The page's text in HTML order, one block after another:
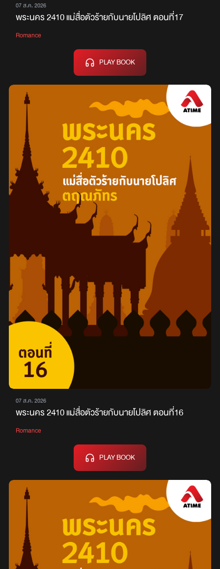
07 ส.ค. 2026
พระนคร 2410 แม่สื่อตัวร้ายกับนายโปลิศ ตอนที่17
Romance
PLAY BOOK
07 ส.ค. 2026
พระนคร 2410 แม่สื่อตัวร้ายกับนายโปลิศ ตอนที่16
Romance
PLAY BOOK